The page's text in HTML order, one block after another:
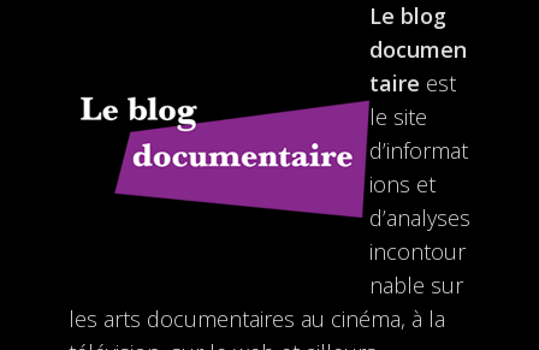
Le blog
documen
taire est
le site
d’informat
ions et
d’analyses
incontour
nable sur
les arts documentaires au cinéma, à la